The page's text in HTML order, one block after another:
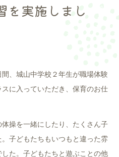
を実施しまし
、城山中学校２年生が職場体験
に入っていただき、保育のお仕
操を一緒にしたり、たくさん子
子どもたちもいつもと違った雰
た。子どもたちと遊ぶことの他